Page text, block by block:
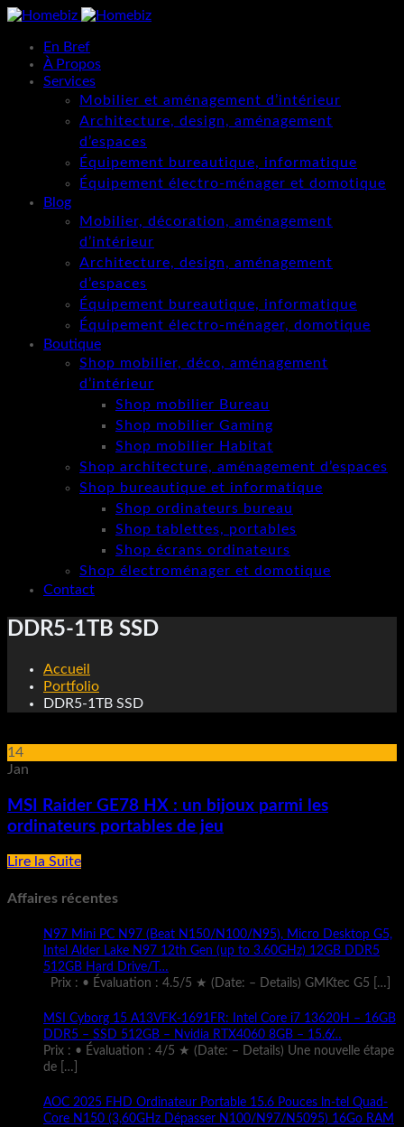
En Bref
À Propos
Services
Mobilier et aménagement d’intérieur
Architecture, design, aménagement
d’espaces
Équipement bureautique, informatique
Équipement électro-ménager et domotique
Blog
Mobilier, décoration, aménagement
d’intérieur
Architecture, design, aménagement
d’espaces
Équipement bureautique, informatique
Équipement électro-ménager, domotique
Boutique
Shop mobilier, déco, aménagement
d’intérieur
Shop mobilier Bureau
Shop mobilier Gaming
Shop mobilier Habitat
Shop architecture, aménagement d’espaces
Shop bureautique et informatique
Shop ordinateurs bureau
Shop tablettes, portables
Shop écrans ordinateurs
Shop électroménager et domotique
Contact
DDR5-1TB SSD
Accueil
Portfolio
DDR5-1TB SSD
14
Jan
MSI Raider GE78 HX : un bijoux parmi les
ordinateurs portables de jeu
Lire la Suite
Affaires récentes
N97 Mini PC N97 (Beat N150/N100/N95), Micro Desktop G5,
Intel Alder Lake N97 12th Gen (up to 3.60GHz) 12GB DDR5
512GB Hard Drive/T…
Prix : • Évaluation : 4.5/5 ★ (Date: – Details) GMKtec G5
[…]
MSI Cyborg 15 A13VFK-1691FR: Intel Core i7 13620H – 16GB
DDR5 – SSD 512GB – Nvidia RTX4060 8GB – 15.6̸…
Prix : • Évaluation : 4/5 ★ (Date: – Details) Une nouvelle étape
de
[…]
AOC 2025 FHD Ordinateur Portable 15.6 Pouces ln-tel Quad-
Core N150 (3,60GHz Dépasser N100/N97/N5095) 16Go RAM